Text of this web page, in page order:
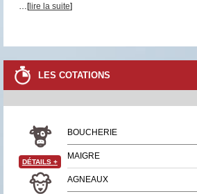
…[lire la suite]
LES COTATIONS
BOUCHERIE
MAIGRE
DÉTAILS +
AGNEAUX